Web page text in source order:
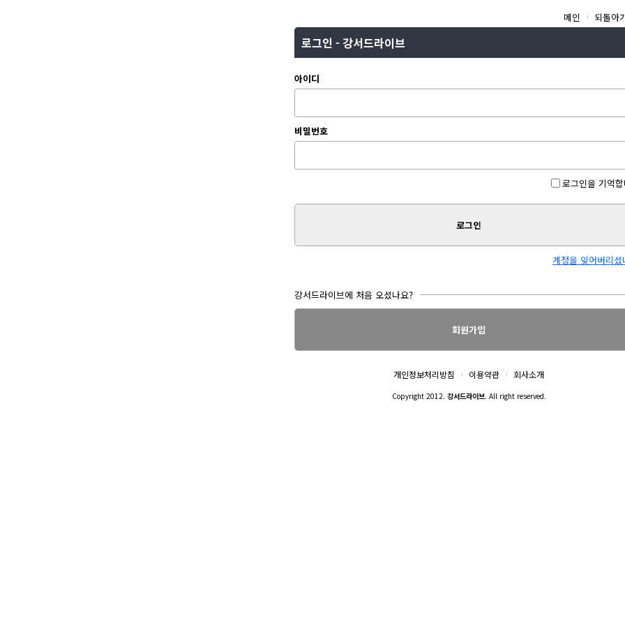
메인 되돌아
로그인 - 강서드라이브
아이디
비밀번호
로그인을 기억
로그인
계정을 잊어버리셨
강서드라이브에 처음 오셨나요?
회원가입
개인정보처리방침 이용약관 회사소개
Copyright 2012. 강서드라이브. All right reserved.